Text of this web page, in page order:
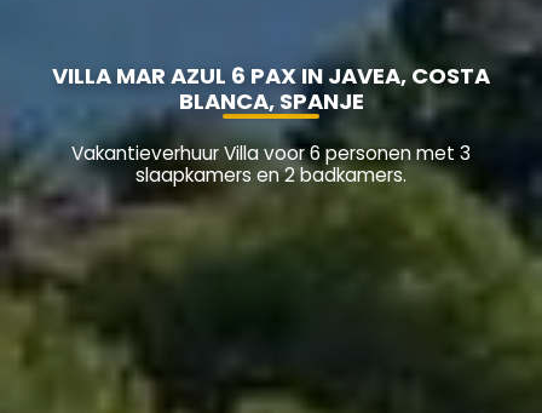
VILLA MAR AZUL 6 PAX IN JAVEA, COSTA
BLANCA, SPANJE
Vakantieverhuur Villa voor 6 personen met 3
slaapkamers en 2 badkamers.